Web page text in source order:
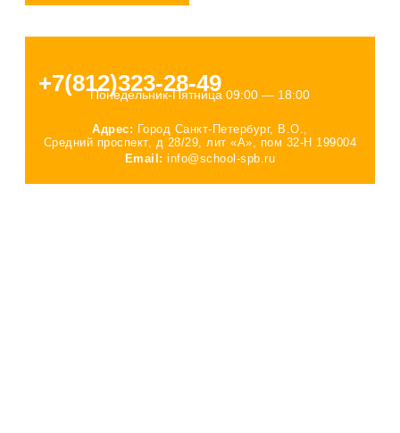
+7(812)323-28-49
Понедельник-Пятница 09:00 — 18:00
Адрес: Город Санкт-Петербург, В.О.,
Средний проспект, д 28/29, лит «А», пом 32-Н 199004
Email:info@school-spb.ru